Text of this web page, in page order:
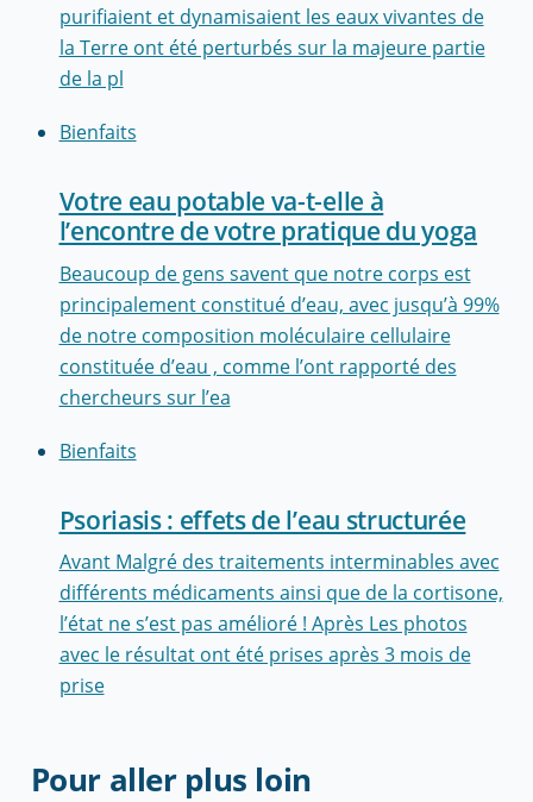
purifiaient et dynamisaient les eaux vivantes de
la Terre ont été perturbés sur la majeure partie
de la pl
Bienfaits
Votre eau potable va-t-elle à
l’encontre de votre pratique du yoga
Beaucoup de gens savent que notre corps est
principalement constitué d’eau, avec jusqu’à 99%
de notre composition moléculaire cellulaire
constituée d’eau , comme l’ont rapporté des
chercheurs sur l’ea
Bienfaits
Psoriasis : effets de l’eau structurée
Avant Malgré des traitements interminables avec
différents médicaments ainsi que de la cortisone,
l’état ne s’est pas amélioré ! Après Les photos
avec le résultat ont été prises après 3 mois de
prise
Pour aller plus loin